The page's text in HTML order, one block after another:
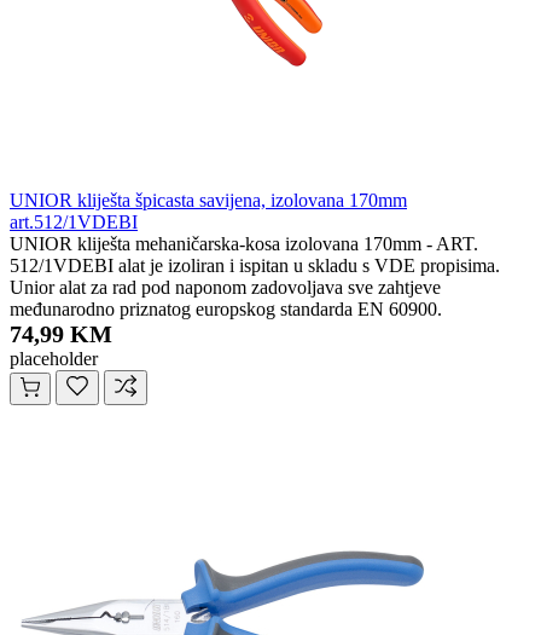
UNIOR kliješta špicasta savijena, izolovana 170mm
art.512/1VDEBI
UNIOR kliješta mehaničarska-kosa izolovana 170mm - ART.
512/1VDEBI alat je izoliran i ispitan u skladu s VDE propisima.
Unior alat za rad pod naponom zadovoljava sve zahtjeve
međunarodno priznatog europskog standarda EN 60900.
74,99 KM
placeholder